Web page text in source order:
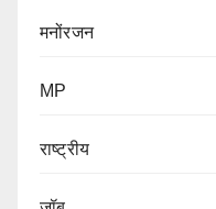
मनोंरजन
MP
राष्ट्रीय